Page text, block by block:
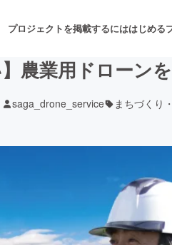
プロジェクトを掲載するにははじめる
農業用ドローン
saga_drone_service まちづくり